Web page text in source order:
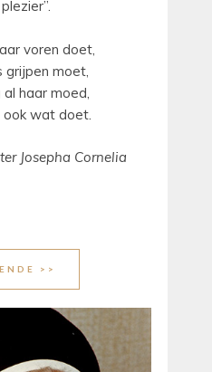
voren doet,
grijpen moet,
haar moed,
wat doet.
Josepha Cornelia
>>